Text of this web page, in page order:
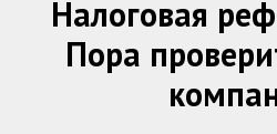
Налоговая
Пора